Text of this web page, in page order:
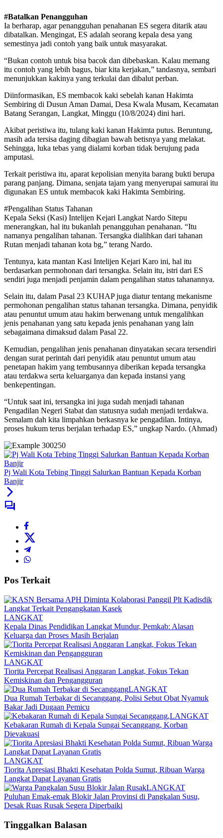
#Batalkan Penangguhan
Ia berharap, agar penangguhan penahanan ES segera ditarik atau
dibatalkan. Mengingat, ES adalah seorang kepala desa yang
semestinya jadi contoh yang baik untuk masyarakat.
“Bukan contoh untuk bisa bacok dan dibebaskan. Kalau memang
itu contoh yang lebih bagus, biar kita kerjakan,” tandasnya, sembari
menunjukkan kakinya yang terkulai dan dibalut perban.
Diinformasikan, ES membacok kaki sebelah kanan Hakimta
Sembiring di Dusun Aman Damai, Desa Kwala Musam, Kecamatan
Batang Serangan, Langkat, Minggu (10/8/2024) dini hari.
Akibat peristiwa itu, tulang kaki kanan Hakimta putus. Beruntung,
masih ada tersisa daging dibagian bawah betisnya yang melakat.
Sehingga, luka tebas yang dialami korban tidak berujung pada
amputasi.
Terkait peristiwa itu, aparat kepolisian menyita barang bukti berupa
parang panjang. Dimana, senjata tajam yang menyerupai samurai itu
digunakan ES untuk membacok kaki Hakimta Sembiring.
#Pengalihan Status Tahanan
Kepala Seksi (Kasi) Intelijen Kejari Langkat Nardo Sitepu
menerangkan, hal itu bukanlah penangguhan penahanan. “Itu
namanya pengalihan tahanan. Tersangka dialihkan dari tahanan
Rutan menjadi tahanan kota bg,” terang Nardo.
Tentunya, kata mantan Kasi Intelijen Kejari Karo ini, hal itu
berdasarkan permohonan dari tersangka. Selain itu, istri dari ES
sendiri juga menjadi penjamin dalam pengalihan status tahanannya.
Selain itu, dalam Pasal 23 KUHAP juga diatur tentang mekanisme
permohonan pengalihan status tahanan tersangka. Dimana, penyidik
atau penuntut umum atau hakim berwenang untuk mengalihkan
jenis penahanan yang satu kepada jenis penahanan yang lain
sebagaimana dimaksud dalam Pasal 22.
Kemudian, pengalihan jenis penahanan dinyatakan secara tersendiri
dengan surat perintah dari penyidik atau penuntut umum atau
penetapan hakim yang tembusannya diberikan kepada tersangka
atau terdakwa serta keluarganya dan kepada instansi yang
benkepentingan.
“Untuk saat ini, tersangka ini juga sudah menjadi tahanan
Pengadilan Negeri Stabat dan statusnya sudah menjadi terdakwa.
Semalam dah kita limpahkan berkasnya ke pengadilan. Intinya,
proses hukum terus berjalan terhadap ES,” ungkap Nardo. (Ahmad)
Pj Wali Kota Tebing Tinggi Salurkan Bantuan Kepada Korban
Banjir
Pos Terkait
LANGKAT
Kepala Dinas Pendidikan Langkat Mundur, Pemkab: Alasan
Keluarga dan Proses Masih Berjalan
LANGKAT
Tiorita Percepat Realisasi Anggaran Langkat, Fokus Tekan
Kemiskinan dan Pengangguran
LANGKAT
Dua Rumah Terbakar di Secanggang, Polisi Sebut Obat Nyamuk
Bakar Jadi Dugaan Pemicu
LANGKAT
Kebakaran Rumah di Kepala Sungai Secanggang, Korban
Dievakuasi
LANGKAT
Tiorita Apresiasi Bhakti Kesehatan Polda Sumut, Ribuan Warga
Langkat Dapat Layanan Gratis
LANGKAT
Puluhan Emak-emak Blokir Jalan Provinsi di Pangkalan Susu,
Desak Ruas Rusak Segera Diperbaiki
Tinggalkan Balasan